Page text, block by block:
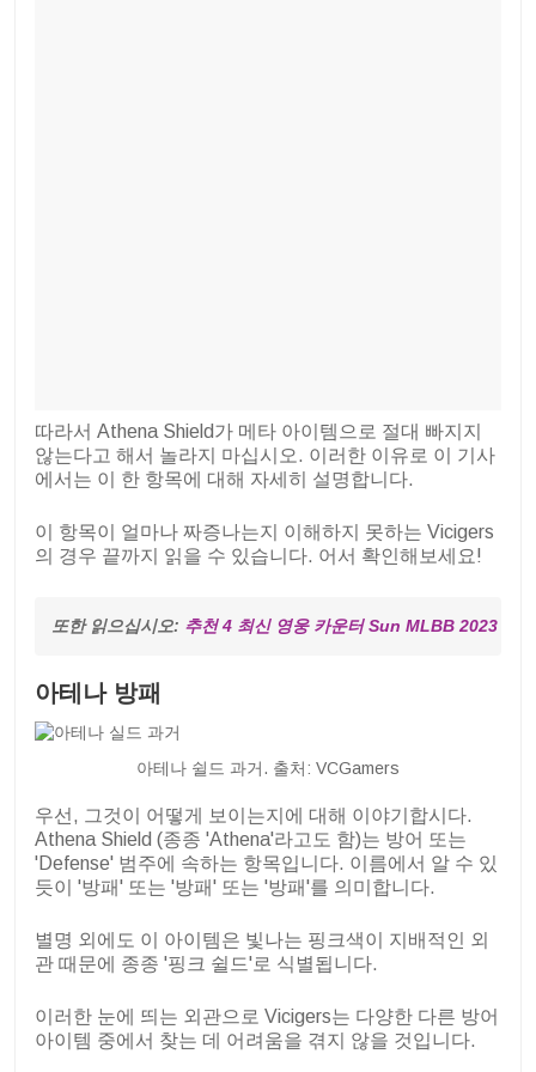
따라서 Athena Shield가 메타 아이템으로 절대 빠지지
않는다고 해서 놀라지 마십시오. 이러한 이유로 이 기사
에서는 이 한 항목에 대해 자세히 설명합니다.
이 항목이 얼마나 짜증나는지 이해하지 못하는 Vicigers
의 경우 끝까지 읽을 수 있습니다. 어서 확인해보세요!
또한 읽으십시오: 추천 4 최신 영웅 카운터 Sun MLBB 2023
아테나 방패
아테나 쉴드 과거. 출처: VCGamers
우선, 그것이 어떻게 보이는지에 대해 이야기합시다.
Athena Shield (종종 'Athena'라고도 함)는 방어 또는
'Defense' 범주에 속하는 항목입니다. 이름에서 알 수 있
듯이 '방패' 또는 '방패' 또는 '방패'를 의미합니다.
별명 외에도 이 아이템은 빛나는 핑크색이 지배적인 외
관 때문에 종종 '핑크 쉴드'로 식별됩니다.
이러한 눈에 띄는 외관으로 Vicigers는 다양한 다른 방어
아이템 중에서 찾는 데 어려움을 겪지 않을 것입니다.